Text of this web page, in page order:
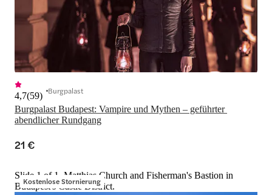
Burgpalast Budapest: Vampire und Mythen – geführter
abendlicher Rundgang
4,7(59) Burgpalast
21 €
Kostenlose Stornierung
Slide 1 of 1, Matthias Church and Fisherman's Bastion in
Budapest's Castle District.